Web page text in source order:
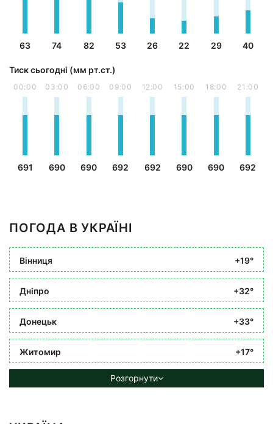
63 74 82 53 26 22 29 40
Тиск сьогодні (мм рт.ст.)
00:00
691
03:00
690
06:00
690
09:00
692
12:00
692
15:00
690
18:00
690
21:00
692
ПОГОДА В УКРАЇНІ
Вінниця +19°
Дніпро +32°
Донецьк +33°
Житомир +17°
Розгорнути